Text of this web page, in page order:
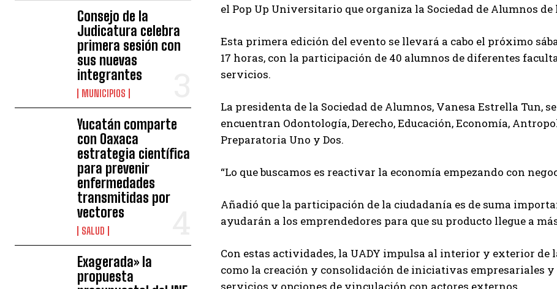
Consejo de la
Judicatura celebra
primera sesión con
sus nuevas
integrantes
MUNICIPIOS
Yucatán comparte
con Oaxaca
estrategia científica
para prevenir
enfermedades
transmitidas por
vectores
SALUD
Exagerada» la
propuesta
el Pop Up Universitario que organiza la Sociedad de Alumnos de
Esta primera edición del evento se llevará a cabo el próximo
17 horas, con la participación de 40 alumnos de diferentes
servicios.
La presidenta de la Sociedad de Alumnos, Vanesa Estrella Tun,
encuentran Odontología, Derecho, Educación, Economía,
Preparatoria Uno y Dos.
“Lo que buscamos es reactivar la economía empezando con
Añadió que la participación de la ciudadanía es de suma
ayudarán a los emprendedores para que su producto llegue a
Con estas actividades, la UADY impulsa al interior y exterior
como la creación y consolidación de iniciativas empresariales y